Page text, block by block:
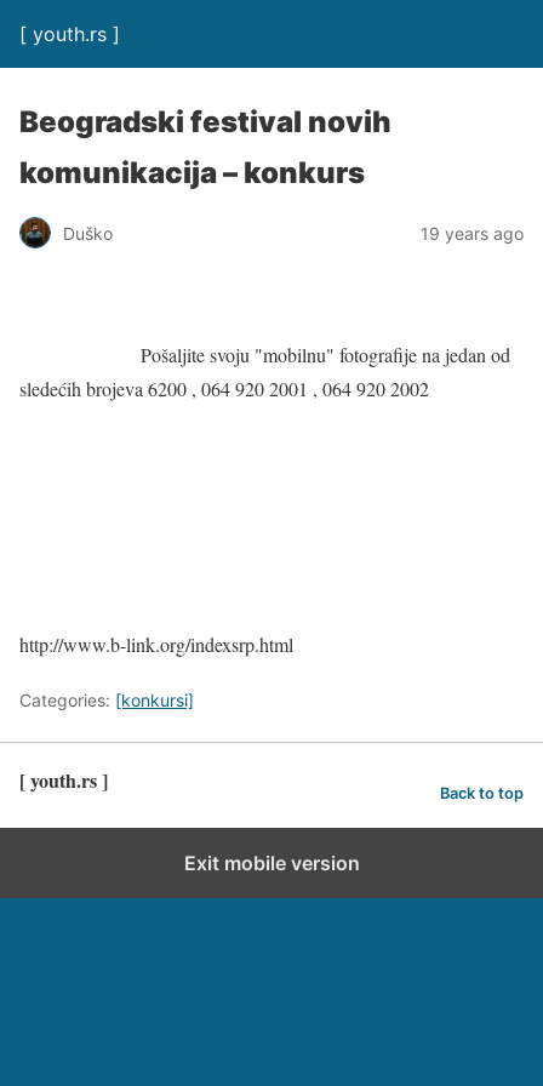
[ youth.rs ]
Beogradski festival novih
komunikacija – konkurs
Duško 19 years ago
Pošaljite svoju "mobilnu" fotografije na jedan od
sledećih brojeva 6200 , 064 920 2001 , 064 920 2002
http://www.b-link.org/indexsrp.html
Categories: [konkursi]
[ youth.rs ] Back to top
Exit mobile version